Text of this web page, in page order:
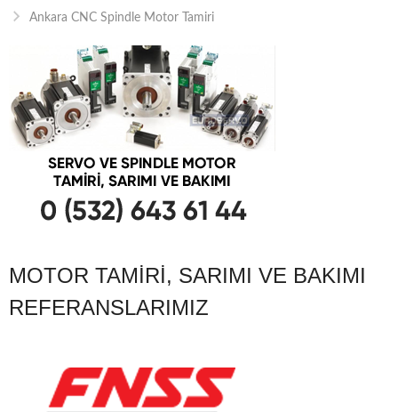
Ankara CNC Spindle Motor Tamiri
MOTOR TAMIRI, SARIMI VE BAKIMI
REFERANSLARIMIZ